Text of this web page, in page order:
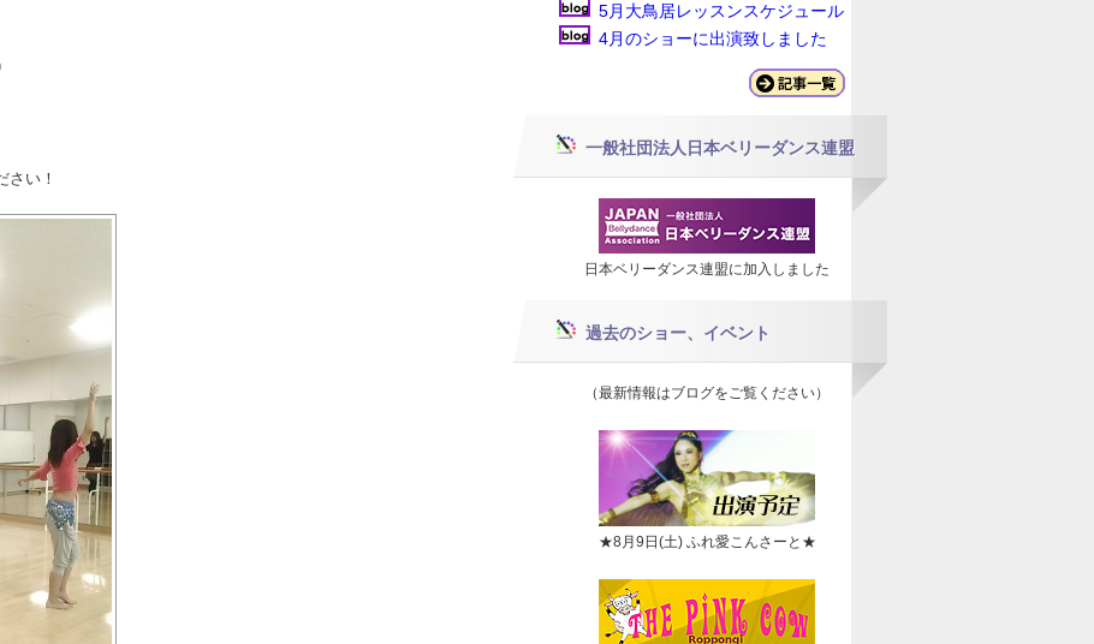
さい！
5月大鳥居レッスンスケジュール
4月のショーに出演致しました
一般社団法人日本ベリーダンス連盟
日本ベリーダンス連盟に加入しました
過去のショー、イベント
（最新情報はブログをご覧ください）
★8月9日(土) ふれ愛こんさーと★